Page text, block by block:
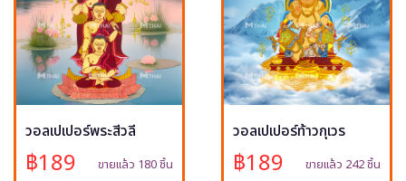
วอลเปเปอร์พระสีวลี
฿189 ขายแล้ว 180 ชิ้น
วอลเปเปอร์ท้าวกุเวร
฿189 ขายแล้ว 242 ชิ้น